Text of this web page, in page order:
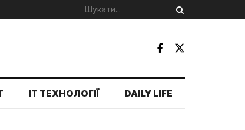
IT ТЕХНОЛОГІЇ DAILY LIFE